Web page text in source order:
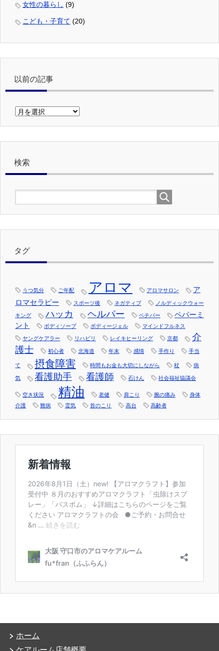
女性の暮らし (9)
こども・子育て (20)
以前の記事
以
の
検索
タグ
うつ気分 ご年配 アロマ アロマサロン
ア
ロマセラピー
スポーツ後 ネガティブ ノルディックウォー
キング ハッカ ヘルパー ベチバー
ペパーミ
ント
ボディソープ ボディージェル マインドフルネス
ヤングケアラー リハビリ レイキヒーリング 京都
介
護士
初心者 北海道 年末 感情 手作り 手当
て 摂食障害 時間もお金も大切にしながら 杖 病
気 看護助手 看護師 石けん 社会福祉協議会
空き状況 精油 老健 肩こり 腕の痛み
身体
介護
難病 霊気 首のこり 高台 高齢者
ホーム